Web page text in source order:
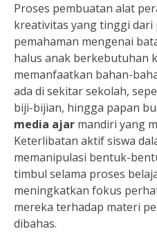
Proses pembuatan alat
kreativitas yang tinggi
pemahaman mengenai
halus anak berkebutuhan
memanfaatkan bahan-
ada di sekitar sekolah,
biji-bijian, hingga papan
media ajar mandiri yang
Keterlibatan aktif siswa
memanipulasi bentuk-
timbul selama proses
meningkatkan fokus
mereka terhadap materi
dibahas.